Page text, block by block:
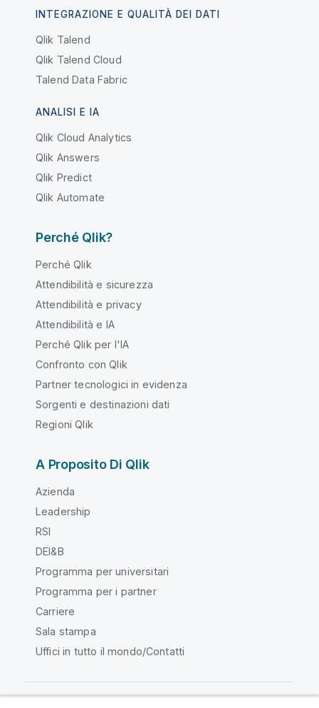
INTEGRAZIONE E QUALITÀ DEI DATI
Qlik Talend
Qlik Talend Cloud
Talend Data Fabric
ANALISI E IA
Qlik Cloud Analytics
Qlik Answers
Qlik Predict
Qlik Automate
Perché Qlik?
Perché Qlik
Attendibilità e sicurezza
Attendibilità e privacy
Attendibilità e IA
Perché Qlik per l'IA
Confronto con Qlik
Partner tecnologici in evidenza
Sorgenti e destinazioni dati
Regioni Qlik
A Proposito Di Qlik
Azienda
Leadership
RSI
DEI&B
Programma per universitari
Programma per i partner
Carriere
Sala stampa
Uffici in tutto il mondo/Contatti